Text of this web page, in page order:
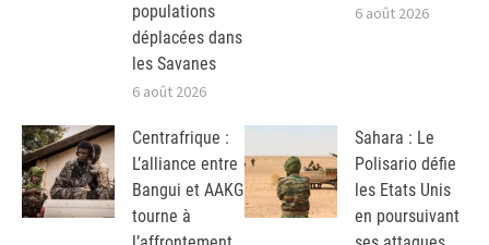
populations
déplacées dans
les Savanes
6 août 2026
6 août 2026
Centrafrique :
L’alliance entre
Bangui et AAKG
tourne à
Sahara : Le
Polisario défie
les Etats Unis
en poursuivant